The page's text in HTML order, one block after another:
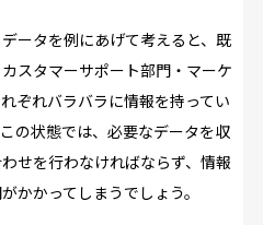
ータを例にあげて考えると、既
スタマーサポート部門・マーケ
ぞれバラバラに情報を持ってい
の状態では、必要なデータを収
せを行わなければならず、情報
かかってしまうでしょう。